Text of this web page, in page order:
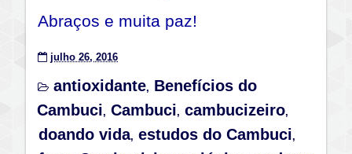
Abraços e muita paz!
julho 26, 2016
antioxidante, Benefícios do
Cambuci, Cambuci, cambucizeiro,
doando vida, estudos do Cambuci,